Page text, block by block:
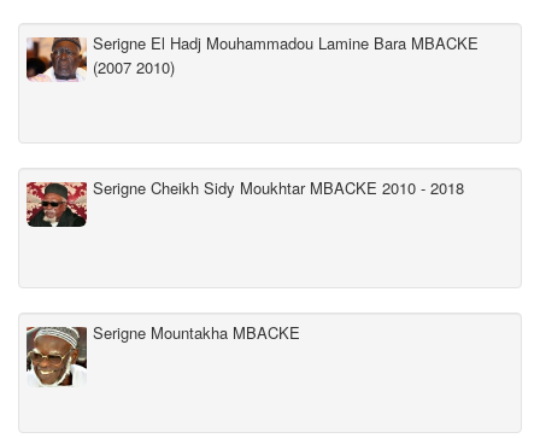
Serigne El Hadj Mouhammadou Lamine Bara MBACKE
(2007 2010)
Serigne Cheikh Sidy Moukhtar MBACKE 2010 - 2018
Serigne Mountakha MBACKE